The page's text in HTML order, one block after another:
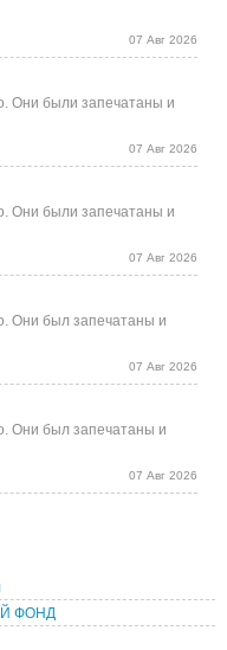
07 Авг 2026
Они были запечатаны и
07 Авг 2026
Они были запечатаны и
07 Авг 2026
Они был запечатаны и
07 Авг 2026
Они был запечатаны и
07 Авг 2026
ФОНД